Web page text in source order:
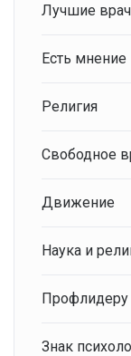
Лучшие
Есть мнение
Религия
Свободное
Движение
Наука и
Профлидеру
Знак